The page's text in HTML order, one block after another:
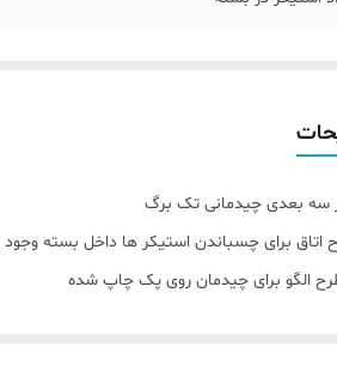
سه بعدی چیدمانی تک برگ
برای چسباندن استیکر ها داخل بسته وجود
الگو برای چیدمان روی پک چاپ شده